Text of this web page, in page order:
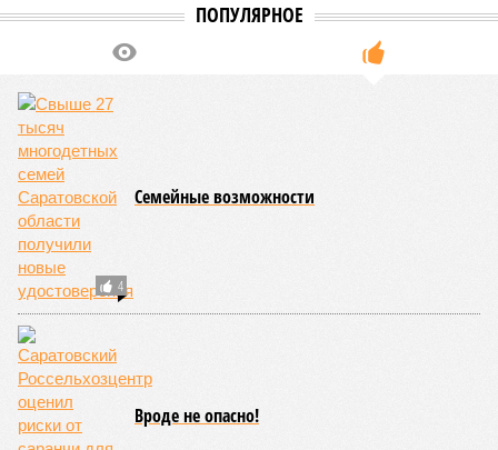
ПОПУЛЯРНОЕ
4
Семейные возможности
Вроде не опасно!